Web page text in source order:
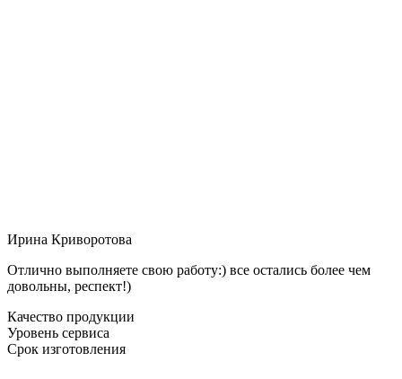
Ирина Криворотова
Отлично выполняете свою работу:) все остались более чем
довольны, респект!)
Качество продукции
Уровень сервиса
Срок изготовления